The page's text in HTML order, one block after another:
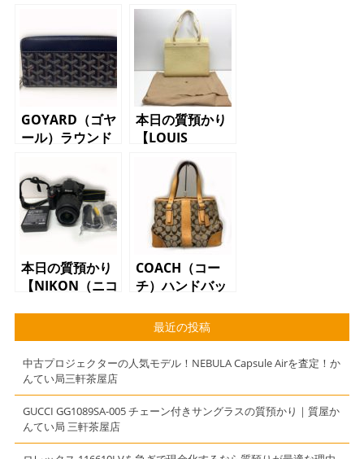
GOYARD（ゴヤ
ール）ラウンド
布 ブルー
本日の質預かり
【LOUIS
VUITTON（ルイ
ヴィトン）
M5249 ショル
ダーバッグ エ
ピ イエロー】
本日の質預かり
【NIKON（ニコ
ク】
COACH（コー
チ）ハンドバッ
ネチャー
最近の投稿
中古プロジェクターの人気モデル！NEBULA Capsule Airを査定！か
んてい局三軒茶屋店
GUCCI GG1089SA-005 チェーン付きサングラスの質預かり｜質屋か
んてい局 三軒茶屋店